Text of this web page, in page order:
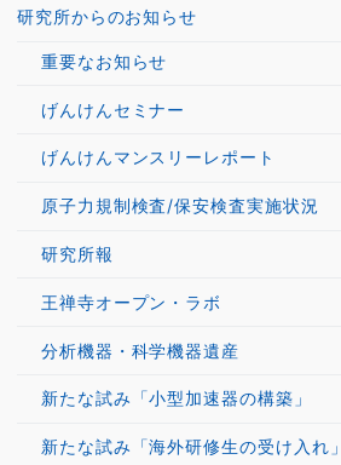
研究所からのお知らせ
重要なお知らせ
げんけんセミナー
げんけんマンスリーレポート
原子力規制検査/保安検査実施状況
研究所報
王禅寺オープン・ラボ
分析機器・科学機器遺産
新たな試み「小型加速器の構築」
新たな試み「海外研修生の受け入れ」